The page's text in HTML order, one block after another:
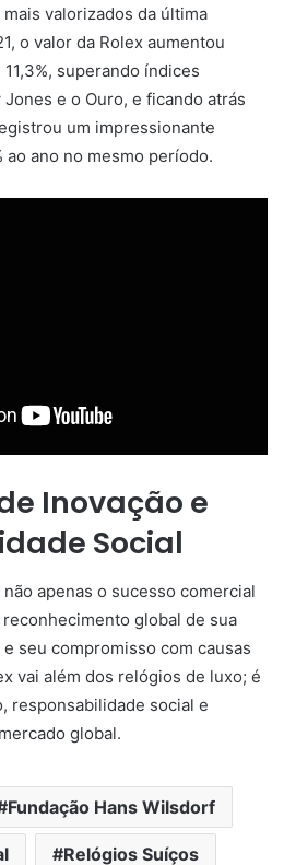
valorizados da última
o valor da Rolex aumentou
superando índices
e o Ouro, e ficando atrás
um impressionante
ano no mesmo período.
Inovação e
Social
apenas o sucesso comercial
global de sua
seu compromisso com causas
vai além dos relógios de luxo; é
responsabilidade social e
global.
Fundação Hans Wilsdorf
Relógios Suíços